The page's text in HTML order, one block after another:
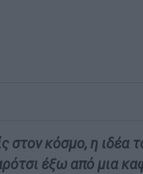
στον κόσμο, η ιδέα
έξω από μια